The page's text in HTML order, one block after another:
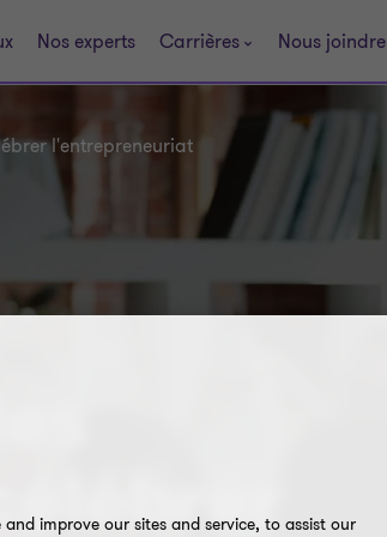
Nos experts Carrières Nous joindre
l'entrepreneuriat
improve our sites and service, to assist our